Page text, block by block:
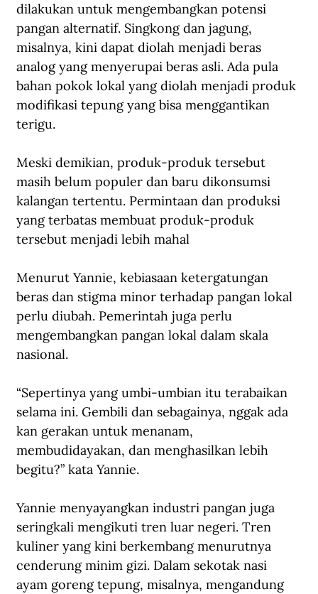
dilakukan untuk mengembangkan potensi
pangan alternatif. Singkong dan jagung,
misalnya, kini dapat diolah menjadi beras
analog yang menyerupai beras asli. Ada pula
bahan pokok lokal yang diolah menjadi produk
modifikasi tepung yang bisa menggantikan
terigu.
Meski demikian, produk-produk tersebut
masih belum populer dan baru dikonsumsi
kalangan tertentu. Permintaan dan produksi
yang terbatas membuat produk-produk
tersebut menjadi lebih mahal
Menurut Yannie, kebiasaan ketergatungan
beras dan stigma minor terhadap pangan lokal
perlu diubah. Pemerintah juga perlu
mengembangkan pangan lokal dalam skala
nasional.
“Sepertinya yang umbi-umbian itu terabaikan
selama ini. Gembili dan sebagainya, nggak ada
kan gerakan untuk menanam,
membudidayakan, dan menghasilkan lebih
begitu?” kata Yannie.
Yannie menyayangkan industri pangan juga
seringkali mengikuti tren luar negeri. Tren
kuliner yang kini berkembang menurutnya
cenderung minim gizi. Dalam sekotak nasi
ayam goreng tepung, misalnya, mengandung